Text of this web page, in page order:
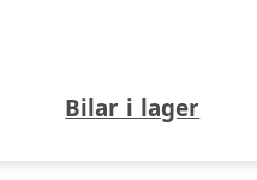
Bilar i lager